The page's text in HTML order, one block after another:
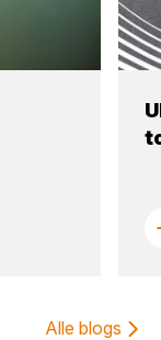
Alle blogs